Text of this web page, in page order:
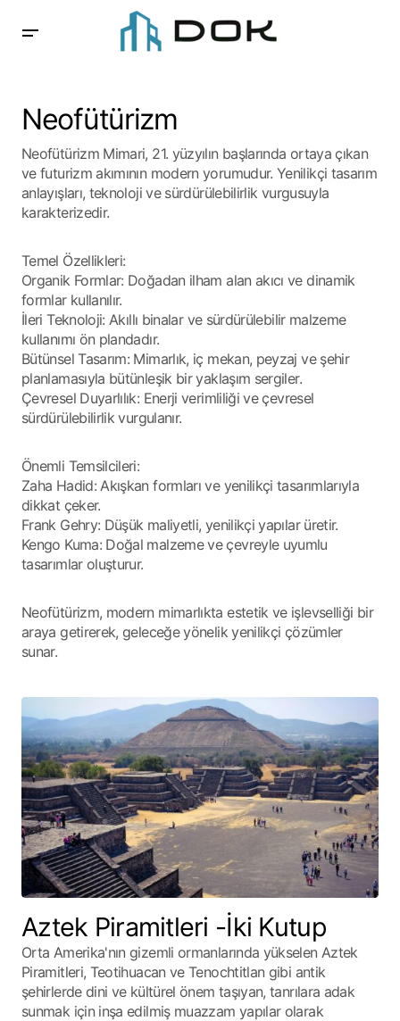
Neofütürizm
Neofütürizm Mimari, 21. yüzyılın başlarında ortaya çıkan
ve futurizm akımının modern yorumudur. Yenilikçi tasarım
anlayışları, teknoloji ve sürdürülebilirlik vurgusuyla
karakterizedir.
Temel Özellikleri:
Organik Formlar: Doğadan ilham alan akıcı ve dinamik
formlar kullanılır.
İleri Teknoloji: Akıllı binalar ve sürdürülebilir malzeme
kullanımı ön plandadır.
Bütünsel Tasarım: Mimarlık, iç mekan, peyzaj ve şehir
planlamasıyla bütünleşik bir yaklaşım sergiler.
Çevresel Duyarlılık: Enerji verimliliği ve çevresel
sürdürülebilirlik vurgulanır.
Önemli Temsilcileri:
Zaha Hadid: Akışkan formları ve yenilikçi tasarımlarıyla
dikkat çeker.
Frank Gehry: Düşük maliyetli, yenilikçi yapılar üretir.
Kengo Kuma: Doğal malzeme ve çevreyle uyumlu
tasarımlar oluşturur.
Neofütürizm, modern mimarlıkta estetik ve işlevselliği bir
araya getirerek, geleceğe yönelik yenilikçi çözümler
sunar.
Aztek Piramitleri -İki Kutup
Orta Amerika'nın gizemli ormanlarında yükselen Aztek
Piramitleri, Teotihuacan ve Tenochtitlan gibi antik
şehirlerde dini ve kültürel önem taşıyan, tanrılara adak
sunmak için inşa edilmiş muazzam yapılar olarak